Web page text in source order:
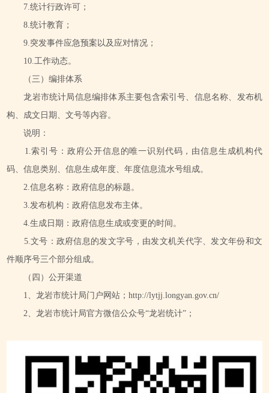
7.统计行政许可；
8.统计教育；
9.突发事件应急预案以及应对情况；
10.工作动态。
（三）编排体系
龙岩市统计局信息编排体系主要包含索引号、信息名称、发布机
构、成文日期、文号等内容。
说明：
1.索引号：政府公开信息的唯一识别代码，由信息生成机构代
码、信息类别、信息生成年度、年度信息流水号组成。
2.信息名称：政府信息的标题。
3.发布机构：政府信息发布主体。
4.生成日期：政府信息生成或变更的时间。
5.文号：政府信息的发文字号，由发文机关代字、发文年份和文
件顺序号三个部分组成。
（四）公开渠道
1、龙岩市统计局门户网站；http://lytjj.longyan.gov.cn/
2、龙岩市统计局官方微信公众号“龙岩统计”；